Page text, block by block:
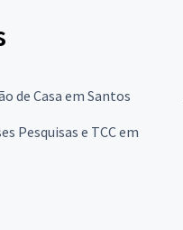
de Casa em Santos
Pesquisas e TCC em